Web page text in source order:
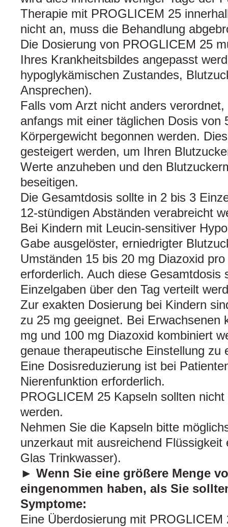
Therapie mit PROGLICEM 25
nicht an, muss die Behandlung
Die Dosierung von PROGLICEM 25
Ihres Krankheitsbildes angepasst
hypoglykämischen Zustandes,
Ansprechen).
Falls vom Arzt nicht anders
anfangs mit einer täglichen Dosis von
Körpergewicht begonnen werden.
gesteigert werden, um Ihren
Werte anzuheben und den
beseitigen.
Die Gesamtdosis sollte in 2 bis 3
12‑stündigen Abständen verabreicht
Bei Kindern mit Leucin-sensitiver
Gabe ausgelöster, erniedrigter
Umständen 15 bis 20 mg Diazoxid
erforderlich. Auch diese Gesamtdosis
Einzelgaben über den Tag verteilt
Zur exakten Dosierung bei Kindern
zu 25 mg geeignet. Bei Erwachsenen
mg und 100 mg Diazoxid kombiniert
genaue therapeutische Einstellung zu
Eine Dosisreduzierung ist bei
Nierenfunktion erforderlich.
PROGLICEM 25 Kapseln sollten
werden.
Nehmen Sie die Kapseln bitte
unzerkaut mit ausreichend Flüssigkeit
Glas Trinkwasser).
► Wenn Sie eine größere Menge
eingenommen haben, als Sie
Symptome:
Eine Überdosierung mit